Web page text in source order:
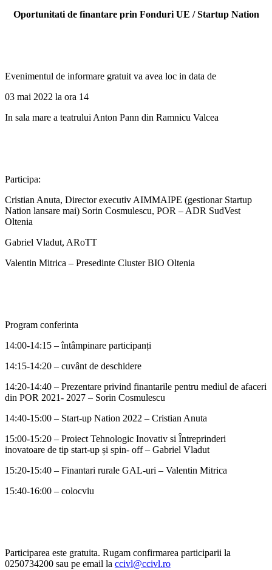
Oportunitati de finantare prin Fonduri UE / Startup Nation
Evenimentul de informare gratuit va avea loc in data de
03 mai 2022 la ora 14
In sala mare a teatrului Anton Pann din Ramnicu Valcea
Participa:
Cristian Anuta, Director executiv AIMMAIPE (gestionar Startup
Nation lansare mai) Sorin Cosmulescu, POR – ADR SudVest
Oltenia
Gabriel Vladut, ARoTT
Valentin Mitrica – Presedinte Cluster BIO Oltenia
Program conferinta
14:00-14:15 – întâmpinare participanți
14:15-14:20 – cuvânt de deschidere
14:20-14:40 – Prezentare privind finantarile pentru mediul de afaceri
din POR 2021- 2027 – Sorin Cosmulescu
14:40-15:00 – Start-up Nation 2022 – Cristian Anuta
15:00-15:20 – Proiect Tehnologic Inovativ si Întreprinderi
inovatoare de tip start-up și spin- off – Gabriel Vladut
15:20-15:40 – Finantari rurale GAL-uri – Valentin Mitrica
15:40-16:00 – colocviu
Participarea este gratuita. Rugam confirmarea participarii la
0250734200 sau pe email la ccivl@ccivl.ro